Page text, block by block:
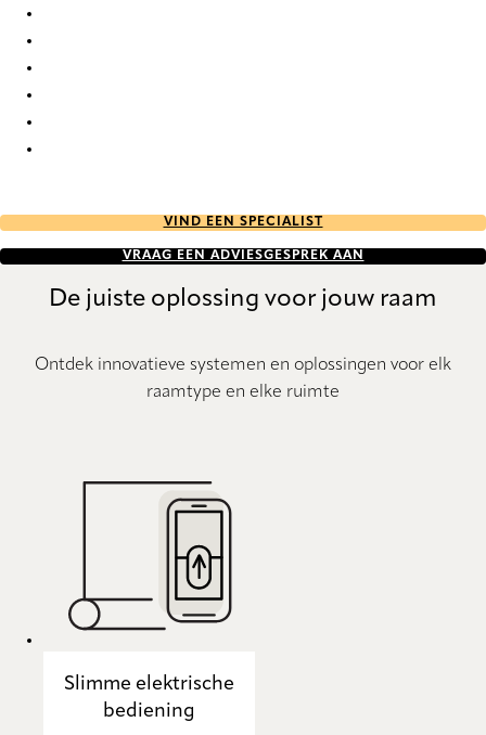
VIND EEN SPECIALIST
VRAAG EEN ADVIESGESPREK AAN
De juiste oplossing voor jouw raam
Ontdek innovatieve systemen en oplossingen voor elk
raamtype en elke ruimte
Slimme elektrische
bediening